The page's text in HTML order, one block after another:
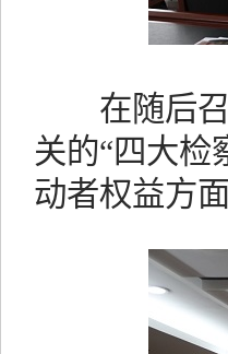
在随后召
关的“四大检
动者权益方